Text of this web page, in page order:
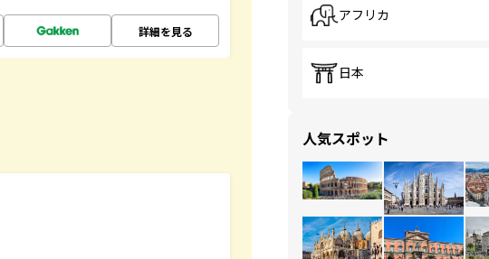
詳細を見る
アフリカ
日本
人気スポット